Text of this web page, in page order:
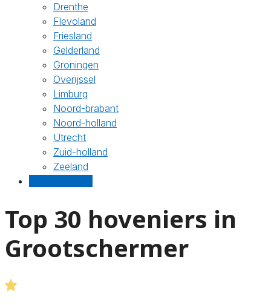
Drenthe
Flevoland
Friesland
Gelderland
Groningen
Overijssel
Limburg
Noord-brabant
Noord-holland
Utrecht
Zuid-holland
Zeeland
Top 30 hoveniers in
Grootschermer